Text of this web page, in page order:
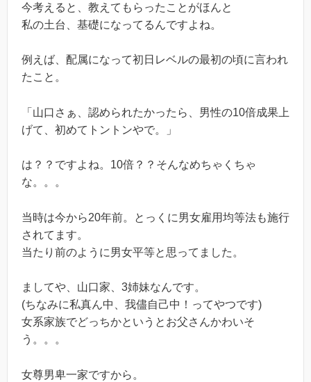
今考えると、教えてもらったことがほんと
私の土台、基礎になってるんですよね。
例えば、配属になって初日レベルの最初の頃に言われ
たこと。
「山口さぁ、認められたかったら、男性の10倍成果上
げて、初めてトントンやで。」
は？？ですよね。10倍？？そんなめちゃくちゃ
な。。。
当時は今から20年前。とっくに男女雇用均等法も施行
されてます。
当たり前のように男女平等と思ってました。
ましてや、山口家、3姉妹なんです。
(ちなみに私真ん中、我儘自己中！ってやつです)
女系家族でどっちかというとお父さんかわいそ
う。。。
女尊男卑一家ですから。